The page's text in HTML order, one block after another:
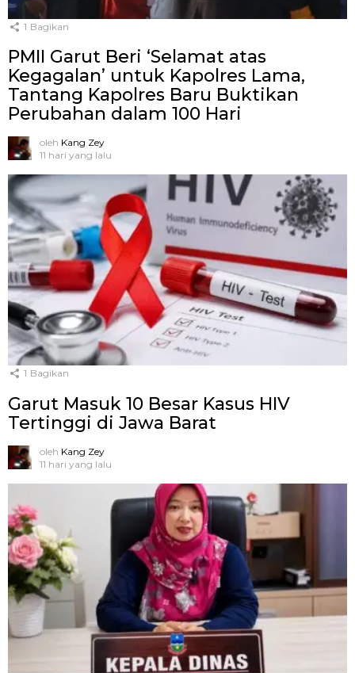
1 Bagikan
PMII Garut Beri ‘Selamat atas
Kegagalan’ untuk Kapolres Lama,
Tantang Kapolres Baru Buktikan
Perubahan dalam 100 Hari
oleh Kang Zey
11 hari yang lalu
1 Bagikan
Garut Masuk 10 Besar Kasus HIV
Tertinggi di Jawa Barat
oleh Kang Zey
11 hari yang lalu